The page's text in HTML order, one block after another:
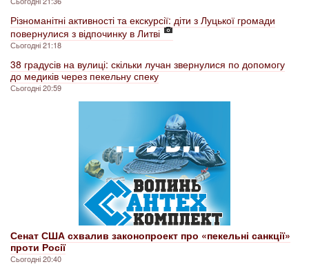
Різноманітні активності та екскурсії: діти з Луцької громади
повернулися з відпочинку в Литві
Сьогодні 21:18
38 градусів на вулиці: скільки лучан звернулися по допомогу
до медиків через пекельну спеку
Сьогодні 20:59
Сенат США схвалив законопроект про «пекельні санкції»
проти Росії
Сьогодні 20:40